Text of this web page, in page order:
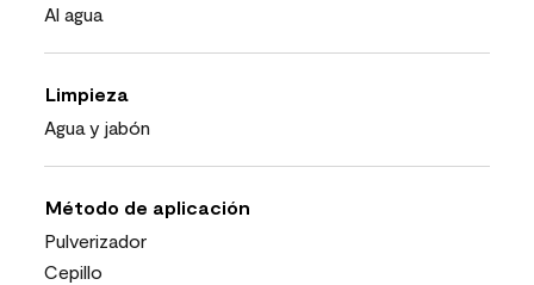
Al agua
Limpieza
Agua y jabón
Método de aplicación
Pulverizador
Cepillo